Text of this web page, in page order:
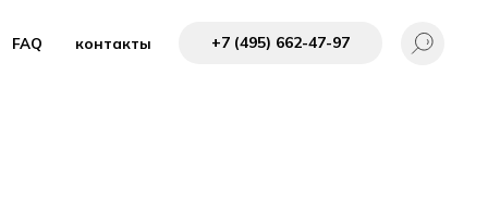
FAQ контакты +7 (495) 662-4 7-97